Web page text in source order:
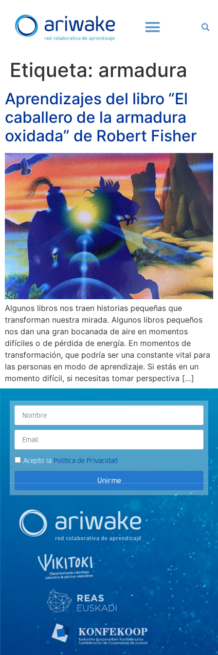
Etiqueta: armadura
Aprendizajes del libro “El
caballero de la armadura
oxidada” de Robert Fisher
Algunos libros nos traen historias pequeñas que
transforman nuestra mirada. Algunos libros pequeños
nos dan una gran bocanada de aire en momentos
difíciles o de pérdida de energía. En momentos de
transformación, que podría ser una constante vital para
las personas en modo de aprendizaje. Si estás en un
momento difícil, si necesitas tomar perspectiva […]
Acepto la Política de Privacidad
Unirme